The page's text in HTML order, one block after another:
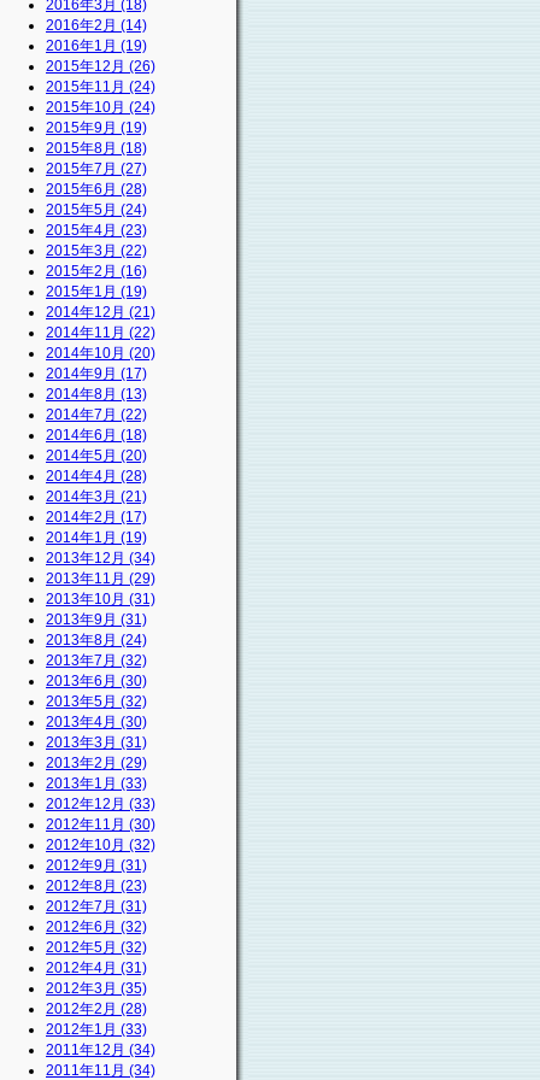
2016年3月 (18)
2016年2月 (14)
2016年1月 (19)
2015年12月 (26)
2015年11月 (24)
2015年10月 (24)
2015年9月 (19)
2015年8月 (18)
2015年7月 (27)
2015年6月 (28)
2015年5月 (24)
2015年4月 (23)
2015年3月 (22)
2015年2月 (16)
2015年1月 (19)
2014年12月 (21)
2014年11月 (22)
2014年10月 (20)
2014年9月 (17)
2014年8月 (13)
2014年7月 (22)
2014年6月 (18)
2014年5月 (20)
2014年4月 (28)
2014年3月 (21)
2014年2月 (17)
2014年1月 (19)
2013年12月 (34)
2013年11月 (29)
2013年10月 (31)
2013年9月 (31)
2013年8月 (24)
2013年7月 (32)
2013年6月 (30)
2013年5月 (32)
2013年4月 (30)
2013年3月 (31)
2013年2月 (29)
2013年1月 (33)
2012年12月 (33)
2012年11月 (30)
2012年10月 (32)
2012年9月 (31)
2012年8月 (23)
2012年7月 (31)
2012年6月 (32)
2012年5月 (32)
2012年4月 (31)
2012年3月 (35)
2012年2月 (28)
2012年1月 (33)
2011年12月 (34)
2011年11月 (34)